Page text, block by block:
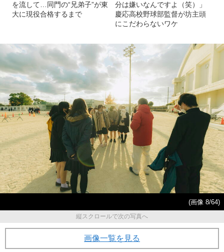
を流して…同門の“兄弟子”が東
大に現役合格するまで
分は嫌いなんですよ（笑）」
慶応高校野球部監督が坊主頭
にこだわらないワケ
(画像 8/64)
縦スクロールで次の写真へ
画像一覧を見る